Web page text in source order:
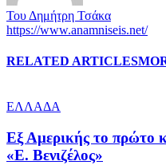
Του Δημήτρη Τσάκα
https://www.anamniseis.net/
RELATED ARTICLES
ΕΛΛΑΔΑ
Εξ Αμερικής το πρώτο
«Ε. Βενιζέλος»